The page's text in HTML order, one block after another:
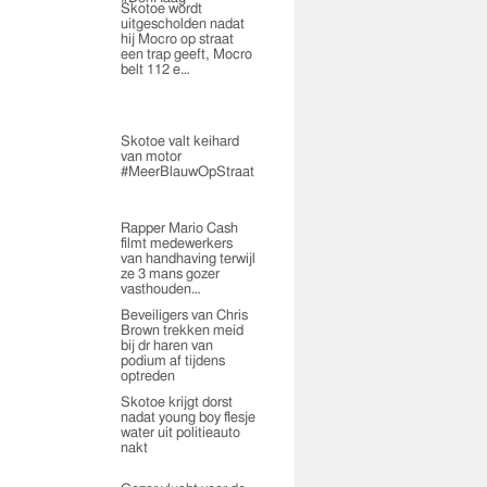
Skotoe wordt
uitgescholden nadat
hij Mocro op straat
een trap geeft, Mocro
belt 112 e…
Skotoe valt keihard
van motor
#MeerBlauwOpStraat
Rapper Mario Cash
filmt medewerkers
van handhaving terwijl
ze 3 mans gozer
vasthouden…
Beveiligers van Chris
Brown trekken meid
bij dr haren van
podium af tijdens
optreden
Skotoe krijgt dorst
nadat young boy flesje
water uit politieauto
nakt